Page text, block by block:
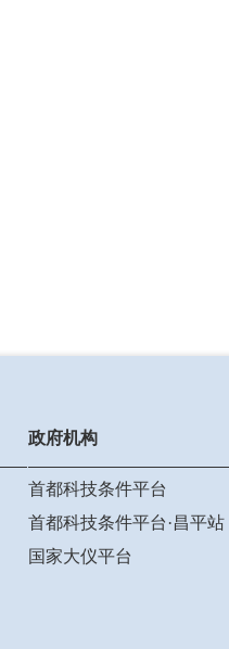
政府机构
首都科技条件平台
首都科技条件平台·昌平站
国家大仪平台